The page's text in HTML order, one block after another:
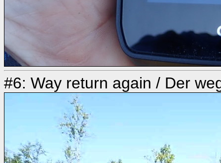
#6: Way return again / Der